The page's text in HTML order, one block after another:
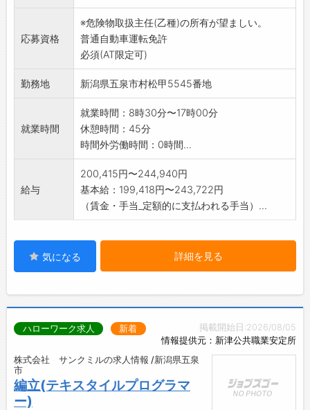
こと
※募集要領に基づく募集となります。
変更
範囲:変更なし
応募資格
※危険物取扱主任(乙種)の所有が望ましい。
普通自動車運転免許
必須(AT限定可)
勤務地 新潟県五泉市村松甲5545番地
就業時間
就業時間：8時30分〜17時00分
休憩時間：45分
時間外労働時間：0時間...
給与
200,415円〜244,940円
基本給：199,418円〜243,722円
（賃金・手当_定額的に支払われる手当）...
気になる 詳細を見る
掲載開始日:2026/08/05
情報提供元：新津公共職業安定所
ハローワーク求人 新着
株式会社 サンクミルの求人情報 /新潟県五泉
市
編立(テキスタイルプログラマ
ー)